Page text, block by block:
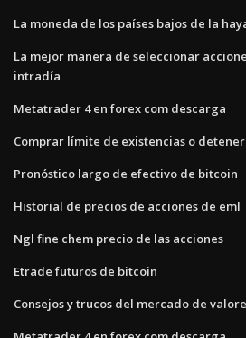
La moneda de los países bajos de la
La mejor manera de seleccionar
intradía
Metatrader 4 en forex com descarga
Comprar límite de existencias o detener
Pronóstico largo de efectivo de bitcoin
Historial de precios de acciones de eml
Ngl fine chem precio de las acciones
Etrade futuros de bitcoin
Consejos y trucos del mercado de